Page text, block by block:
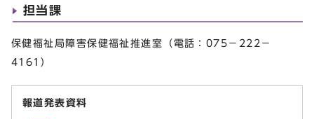
担当課
保健福祉局障害保健福祉推進室（電話：075－222－
4161）
報道発表資料